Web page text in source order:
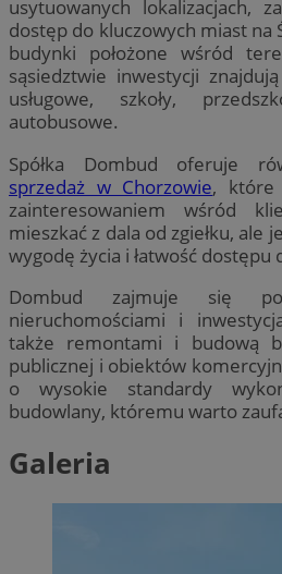
usytuowanych lokalizacjach,
dostęp do kluczowych miast na
budynki położone wśród
sąsiedztwie inwestycji
usługowe, szkoły,
autobusowe.
Spółka Dombud oferuje
sprzedaż w Chorzowie, które
zainteresowaniem wśród
mieszkać z dala od zgiełku, ale
wygodę życia i łatwość dostępu
Dombud zajmuje się
nieruchomościami i
także remontami i budową
publicznej i obiektów
o wysokie standardy
budowlany, któremu warto
Galeria